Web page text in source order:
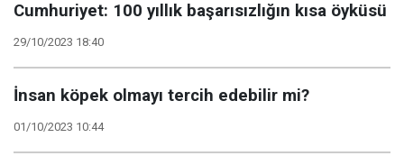
Cumhuriyet: 100 yıllık başarısızlığın kısa öyküsü
29/10/2023 18:40
İnsan köpek olmayı tercih edebilir mi?
01/10/2023 10:44